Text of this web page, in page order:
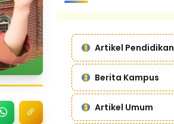
Artikel Pendidikan
Berita Kampus
Artikel Umum